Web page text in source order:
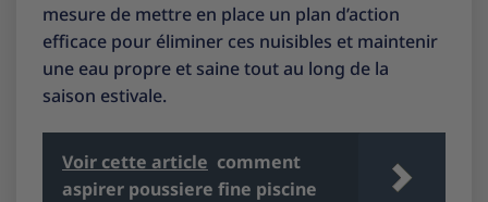
mesure de mettre en place un plan d’action
efficace pour éliminer ces nuisibles et maintenir
une eau propre et saine tout au long de la
saison estivale.
Voir cette article comment
aspirer poussiere fine piscine